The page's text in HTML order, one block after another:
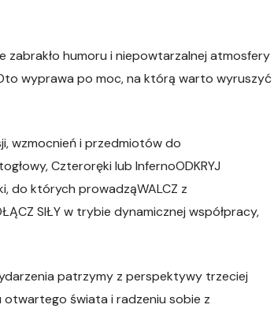
zabrakło humoru i niepowtarzalnej atmosfery
wyprawa po moc, na którą warto wyruszyć
wzmocnień i przedmiotów do
Czteroręki lub InfernoODKRYJ
do których prowadząWALCZ z
SIŁY w trybie dynamicznej współpracy,
patrzymy z perspektywy trzeciej
otwartego świata i radzeniu sobie z